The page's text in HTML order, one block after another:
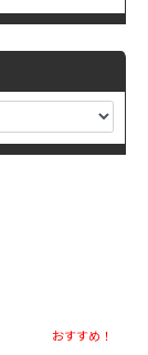
おすすめ！